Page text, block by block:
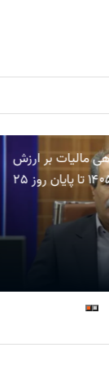
مالیات بر ارزش
افزوده دوره بهار ۱۴۰۵ تا پایان روز 25